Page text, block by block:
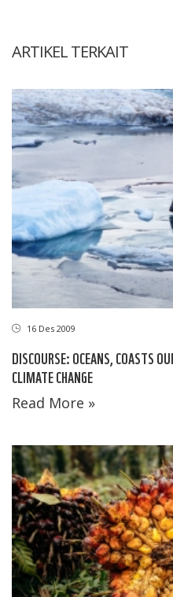
ARTIKEL TERKAIT
16 Des 2009
DISCOURSE: OCEANS, COASTS
CLIMATE CHANGE
Read More »